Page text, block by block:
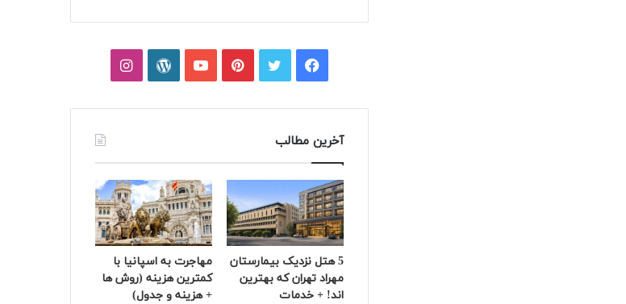
فیسبوکتوییترپینتریستیوتیوبوردپرساینستاگرام
آخرین مطالب
5 هتل نزدیک بیمارستان
مهراد تهران که بهترین‌
اند! + خدمات
مهاجرت به اسپانیا با
کمترین هزینه (روش ها
+ هزینه و جدول)